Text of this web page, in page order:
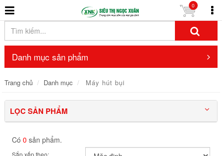
0
Danh mục sản phẩm
Trang chủ Danh mục Máy hút bụi
LỌC SẢN PHẨM
Có 0 sản phẩm.
Sắp xếp theo: